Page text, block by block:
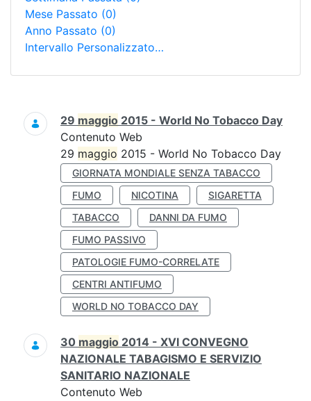
Mese Passato (0)
Anno Passato (0)
Intervallo Personalizzato…
Ricerca
29 maggio 2015 - World No Tobacco Day
Contenuto Web
29 maggio 2015 - World No Tobacco Day
GIORNATA MONDIALE SENZA TABACCO
FUMO
NICOTINA
SIGARETTA
TABACCO
DANNI DA FUMO
FUMO PASSIVO
PATOLOGIE FUMO-CORRELATE
CENTRI ANTIFUMO
WORLD NO TOBACCO DAY
30 maggio 2014 - XVI CONVEGNO
NAZIONALE TABAGISMO E SERVIZIO
SANITARIO NAZIONALE
Contenuto Web